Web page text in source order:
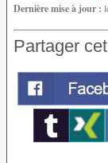
Dernière mise à jour :
Partager